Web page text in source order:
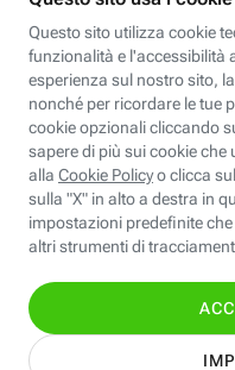
Fastweb Digital Academy
STEP FuturAbility District
Insieme,
© Fastweb SpA 2026 -
Informativa